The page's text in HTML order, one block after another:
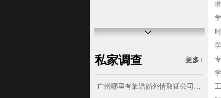
私家调查 更多+
广州哪里有靠谱婚外情取证公司-岳阳杀妻案案情逆转：女子“外面有人”曾被捉奸